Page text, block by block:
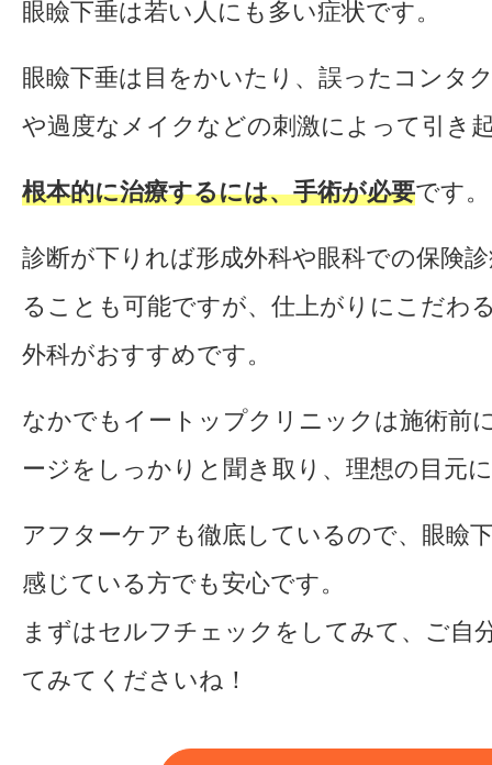
眼瞼下垂は若い人にも多い症状です。
眼瞼下垂は目をかいたり、誤ったコンタ
や過度なメイクなどの刺激によって引き
根本的に治療するには、手術が必要です。
診断が下りれば形成外科や眼科での保険
ることも可能ですが、仕上がりにこだわ
外科がおすすめです。
なかでもイートップクリニックは施術前
ージをしっかりと聞き取り、理想の目元
アフターケアも徹底しているので、眼瞼
感じている方でも安心です。
まずはセルフチェックをしてみて、ご自
てみてくださいね！